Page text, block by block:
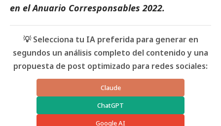
en elAnuario Corresponsables 2022.
💡 Selecciona tu IA preferida para generar en
segundos un análisis completo del contenido y una
propuesta de post optimizado para redes sociales:
Claude
ChatGPT
Google AI